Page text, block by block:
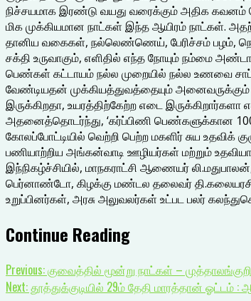
நிச்சயமாக இரண்டு வயது வரைக்கும் அதிக கவனம்
மிக முக்கியமான நாட்கள் இந்த ஆயிரம் நாட்கள்.
தானிய வகைகள், நல்லெண்ணெய், பேரிச்சம் பழம்,
சக்தி உருவாகும், எளிதில் எந்த நோயும் நம்மை
பெண்கள் கட்டாயம் நல்ல முறையில் நல்ல உணவை
வேண்டியதன் முக்கியத்துவத்தையும் அனைவருக்கும்
இருக்கிறதா, உயரத்திற்கேற்ற எடை
அதனைத்தொடர்ந்து, ‘கர்ப்பிணி பெண்களுக்கான
கோலப்போட்டியில் வெற்றி பெற்ற மகளிர் சுய உதவிக்
பணியாற்றிய அங்கன்வாடி ஊழியர்கள் மற்றும்
இந்நிகழ்ச்சியில், மாநகராட்சி ஆணையர்
பெர்னாண்டோ, கிழக்கு மண்டல தலைவர் தி.கலையரசி,
உறுப்பினர்கள், அரசு அலுவலர்கள் உட்பட பலர்
Continue Reading
Previous:குவைத்தில் மூன்று நாட்கள் –
Next:தூத்துக்குடியில் 29ம் தேதி மாரத்தான்